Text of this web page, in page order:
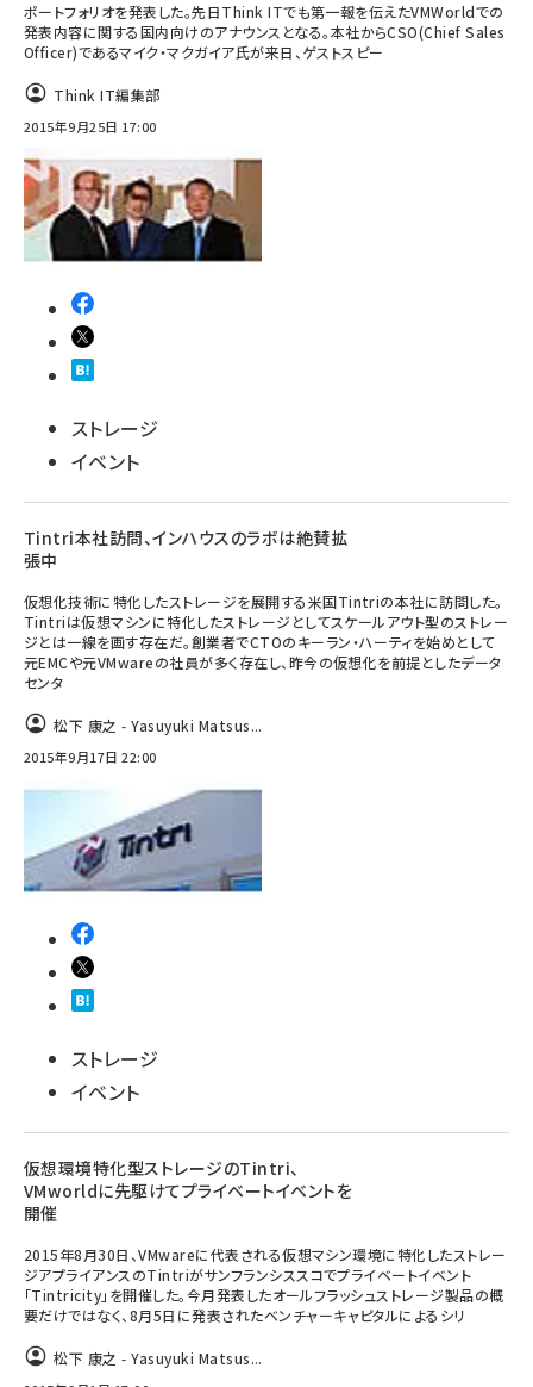
ポートフォリオを発表した。先日Think ITでも第一報を伝えたVMWorldでの
発表内容に関する国内向けのアナウンスとなる。本社からCSO(Chief Sales
Officer)であるマイク・マクガイア氏が来日、ゲストスピー
Think IT編集部
2015年9月25日 17:00
ストレージ
イベント
Tintri本社訪問、インハウスのラボは絶賛拡
張中
仮想化技術に特化したストレージを展開する米国Tintriの本社に訪問した。
Tintriは仮想マシンに特化したストレージとしてスケールアウト型のストレー
ジとは一線を画す存在だ。創業者でCTOのキーラン・ハーティを始めとして
元EMCや元VMwareの社員が多く存在し、昨今の仮想化を前提としたデータ
センタ
松下 康之 - Yasuyuki Matsus...
2015年9月17日 22:00
ストレージ
イベント
仮想環境特化型ストレージのTintri、
VMworldに先駆けてプライベートイベントを
開催
2015年8月30日、VMwareに代表される仮想マシン環境に特化したストレー
ジアプライアンスのTintriがサンフランシススコでプライベートイベント
「Tintricity」を開催した。今月発表したオールフラッシュストレージ製品の概
要だけではなく、8月5日に発表されたベンチャーキャピタルによるシリ
松下 康之 - Yasuyuki Matsus...